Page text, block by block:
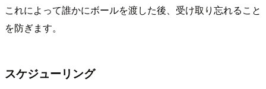
これによって誰かにボールを渡した後、受け取り忘れること
を防ぎます。
スケジューリング